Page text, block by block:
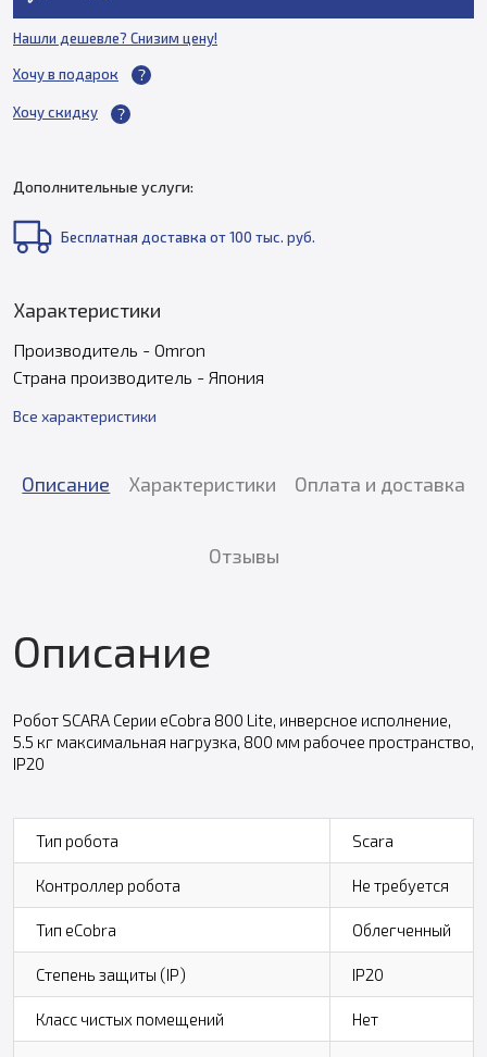
Нашли дешевле? Снизим цену!
Хочу в подарок
Хочу скидку
Дополнительные услуги:
Бесплатная доставка от 100 тыс. руб.
Характеристики
Производитель - Omron
Страна производитель - Япония
Все характеристики
Описание Характеристики Оплата и доставка
Отзывы
Описание
Робот SCARA Серии eCobra 800 Lite, инверсное исполнение,
5.5 кг максимальная нагрузка, 800 мм рабочее пространство,
IP20
Тип робота Scara
Контроллер робота Не требуется
Тип eCobra Облегченный
Степень защиты (IP) IP20
Класс чистых помещений Нет